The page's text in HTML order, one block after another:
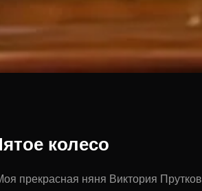
колесо
прекрасная няня Виктория